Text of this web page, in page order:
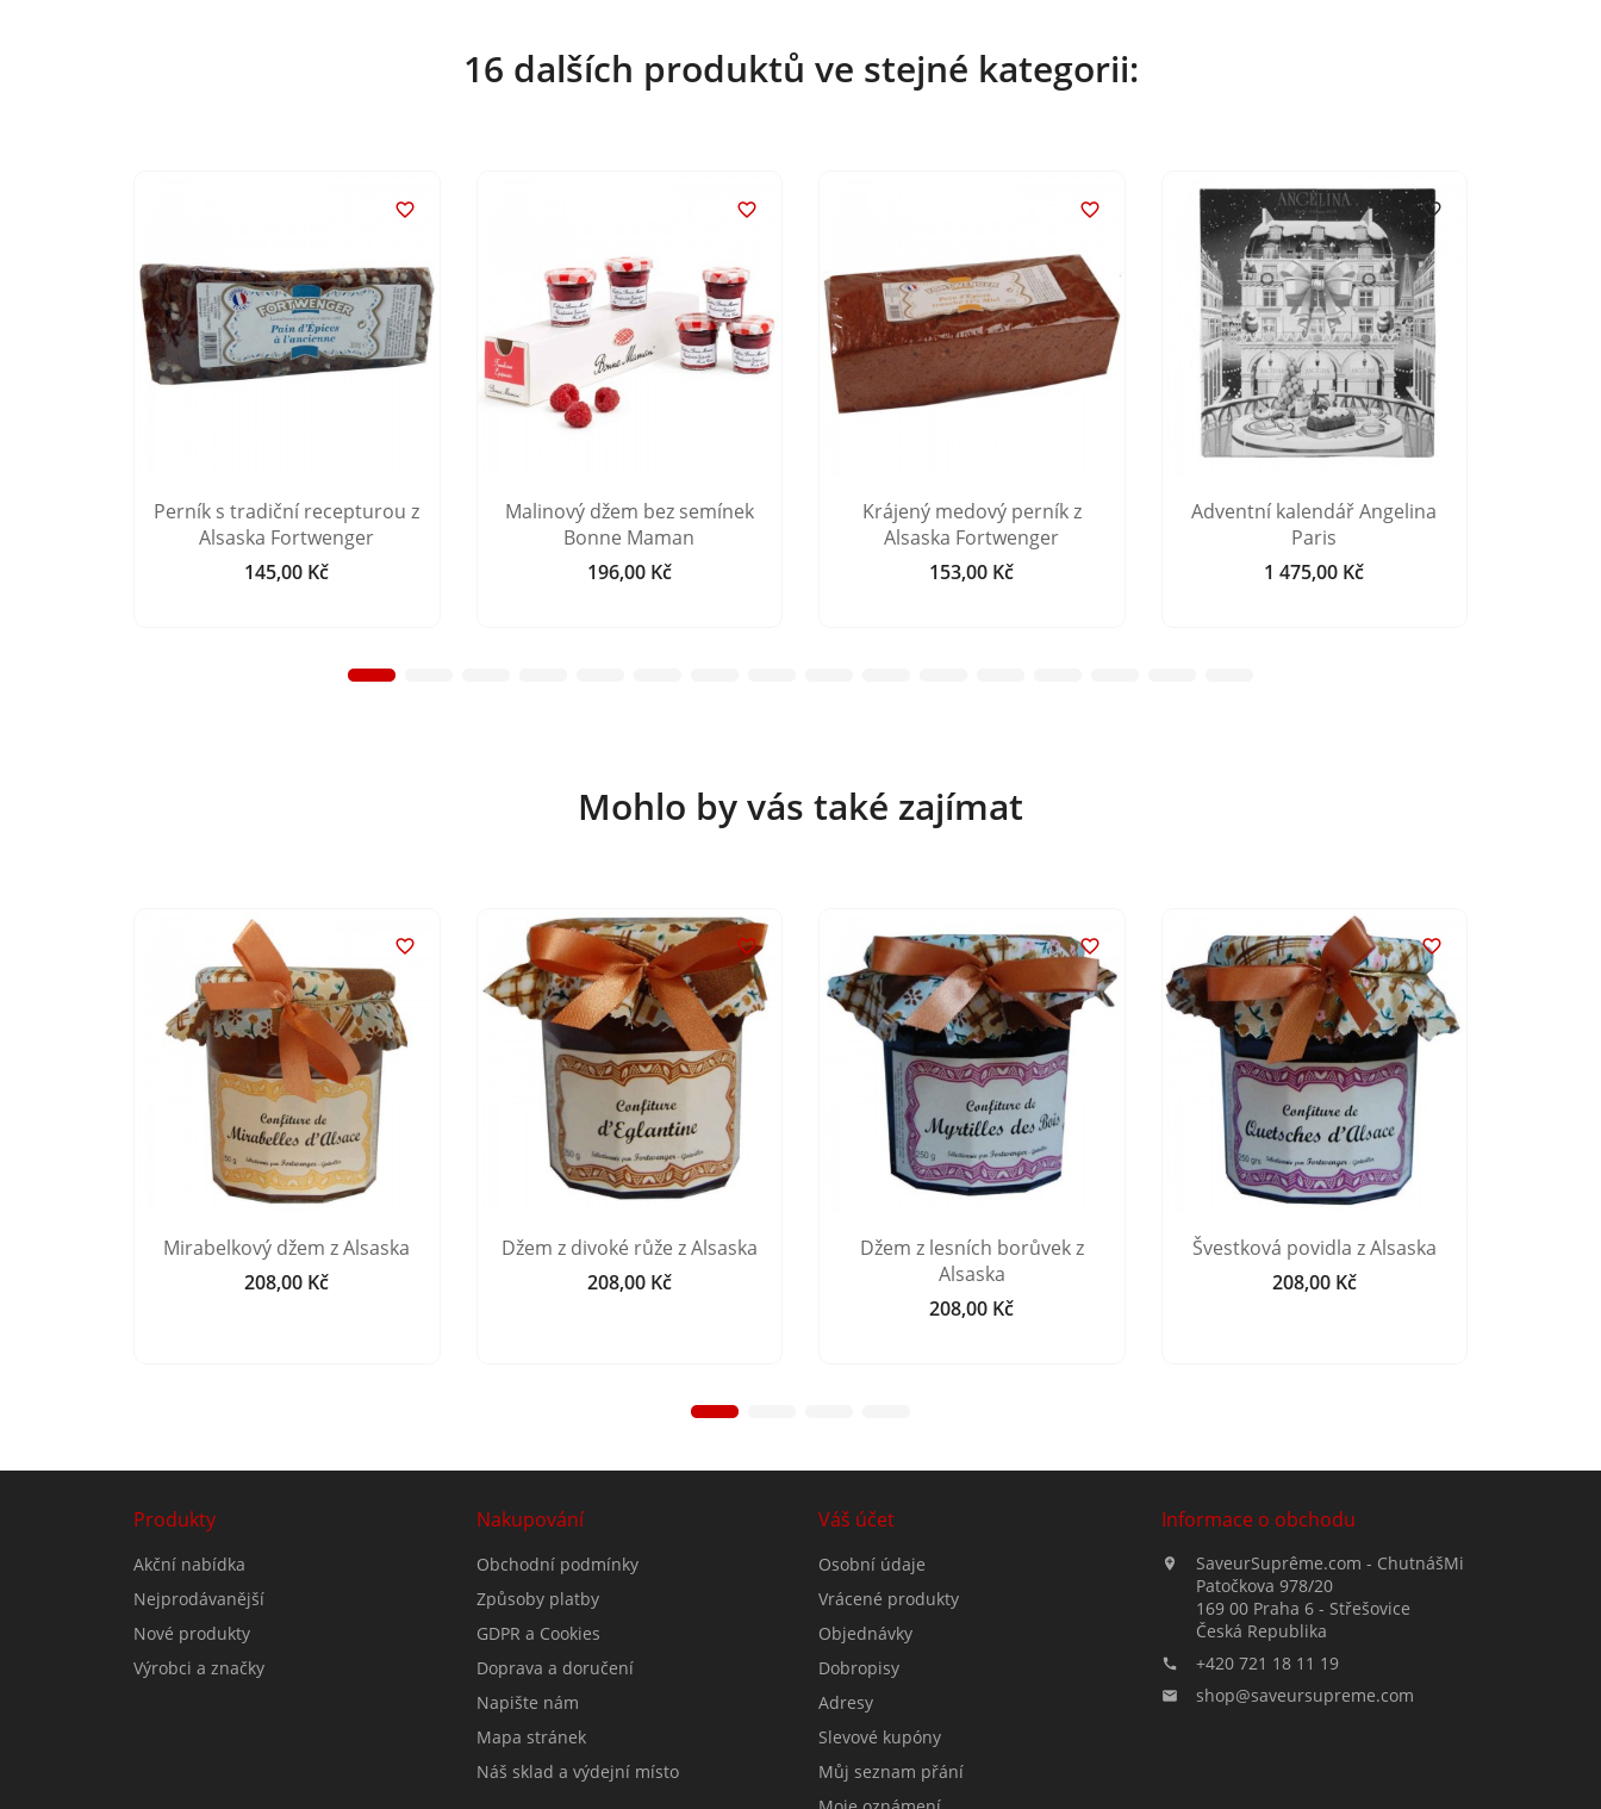
16 dalších produktů ve stejné kategorii:

Perník s tradiční recepturou z
Alsaska Fortwenger
Cena
145,00 Kč

Malinový džem bez semínek
Bonne Maman
Cena
196,00 Kč

Krájený medový perník z
Alsaska Fortwenger
Cena
153,00 Kč

Adventní kalendář Angelina
Paris
Cena
1 475,00 Kč
Mohlo by vás také zajímat

Mirabelkový džem z Alsaska
Cena
208,00 Kč

Džem z divoké růže z Alsaska
Cena
208,00 Kč

Džem z lesních borůvek z
Alsaska
Cena
208,00 Kč

Švestková povidla z Alsaska
Cena
208,00 Kč
Produkty
Akční nabídka
Nejprodávanější
Nové produkty
Výrobci a značky
Nakupování
Obchodní podmínky
Způsoby platby
GDPR a Cookies
Doprava a doručení
Napište nám
Mapa stránek
Náš sklad a výdejní místo
Váš účet
Osobní údaje
Vrácené produkty
Objednávky
Dobropisy
Adresy
Slevové kupóny
Můj seznam přání
Informace o obchodu

SaveurSuprême.com - ChutnášMi
Patočkova 978/20
169 00 Praha 6 - Střešovice
Česká Republika
 +420 721 18 11 19
 shop@saveursupreme.com